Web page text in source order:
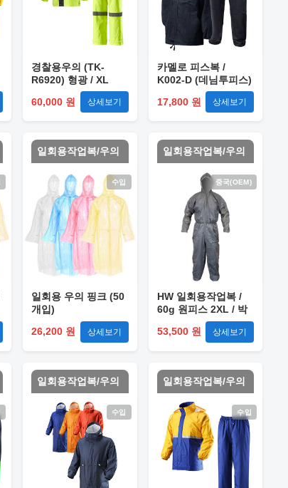
경찰용우의 (TK-
R6920) 형광 / XL
60,000 원
상세보기
카멜로 피스복 /
K002-D (데님투피스)
17,800 원
상세보기
일회용작업복/우의
수입
일회용 우의 핑크 (50
개입)
26,200 원
상세보기
일회용작업복/우의
중국(OEM)
HW 일회용작업복 /
60g 원피스 2XL / 박
53,500 원
상세보기
일회용작업복/우의
수입
일회용작업복/우의
수입